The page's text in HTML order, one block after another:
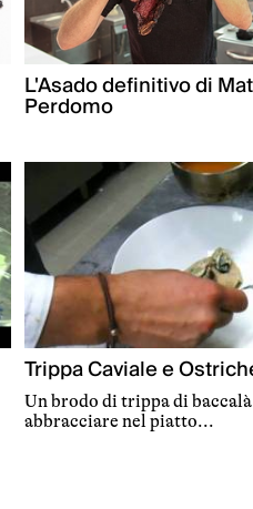
L'Asado definitivo di
Perdomo
Trippa Caviale e
Un brodo di trippa di baccalà
abbracciare nel piatto...